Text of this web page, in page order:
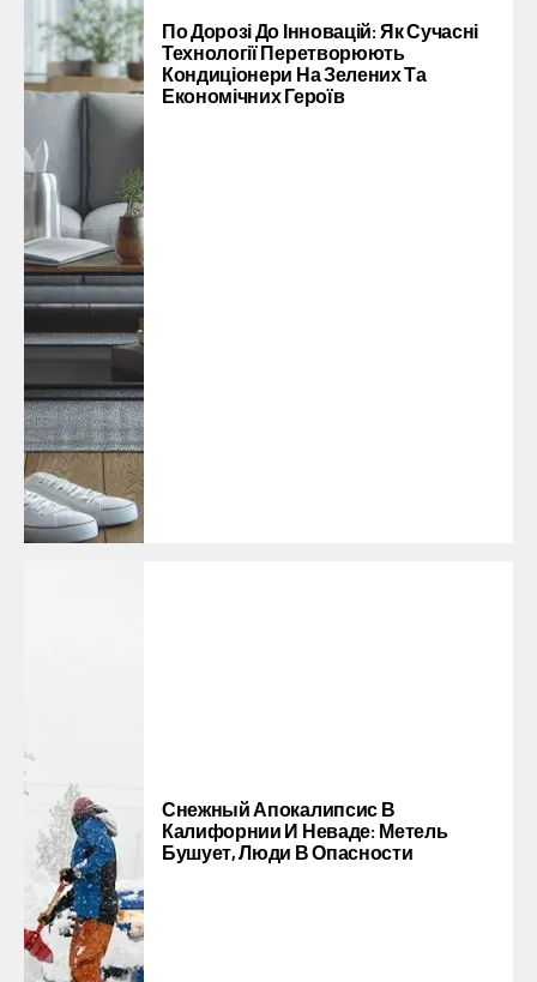
По Дорозі До Інновацій: Як Сучасні
Технології Перетворюють
Кондиціонери На Зелених Та
Економічних Героїв
Снежный Апокалипсис В
Калифорнии И Неваде: Метель
Бушует, Люди В Опасности